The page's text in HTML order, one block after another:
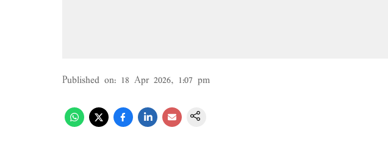
Published on: 18 Apr 2026, 1:07 pm